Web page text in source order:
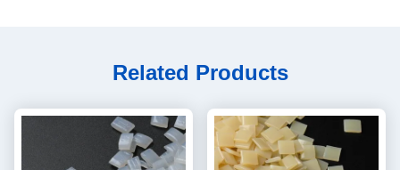
Related Products